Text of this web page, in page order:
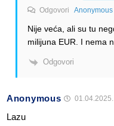
Odgovori Anonymous
Nije veća, ali su tu
milijuna EUR. I nema
Odgovori
Anonymous
Lazu